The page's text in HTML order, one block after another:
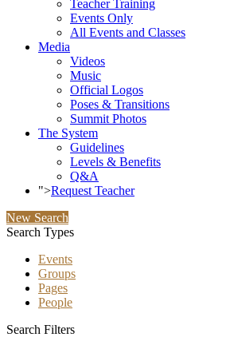
Teacher Training
Events Only
All Events and Classes
Media
Videos
Music
Official Logos
Poses & Transitions
Summit Photos
The System
Guidelines
Levels & Benefits
Q&A
">Request Teacher
New Search
Search Types
Events
Groups
Pages
People
Search Filters